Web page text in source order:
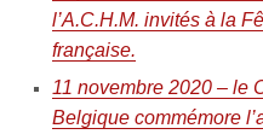
l’A.C.H.M. invités à la
française.
11 novembre 2020 – le
Belgique commémore